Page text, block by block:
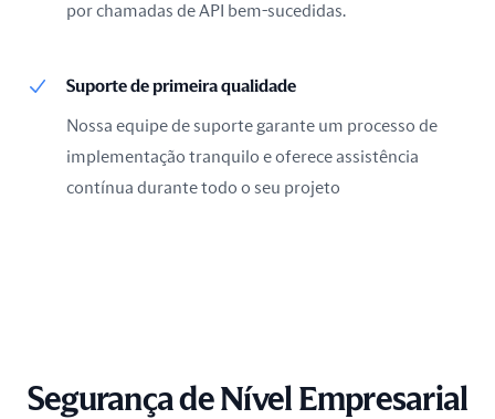
por chamadas de API bem-sucedidas.
Suporte de primeira qualidade
Nossa equipe de suporte garante um processo de
implementação tranquilo e oferece assistência
contínua durante todo o seu projeto
Segurança de Nível Empresarial